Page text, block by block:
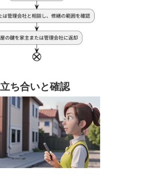
立ち合いと確認